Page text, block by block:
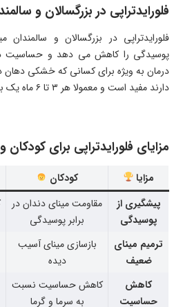
فلورایدتراپی در بزرگسالان و
فلورایدتراپی در بزرگسالان و سالمندان
پوسیدگی را کاهش می دهد و حساسیت
درمان به ویژه برای کسانی که خشکی دهان
دارند مفید است و معمولا هر ۳ تا ۶ ماه یک بار انجام می شود.
مزایای فلورایدتراپی برای کودکان
مزایا کودکان
پیشگیری از
پوسیدگی
مقاومت مینای دندان در
برابر پوسیدگی
ترمیم مینای
ضعیف
بازسازی مینای آسیب
دیده
کاهش
حساسیت
کاهش حساسیت نسبت
به سرما و گرما